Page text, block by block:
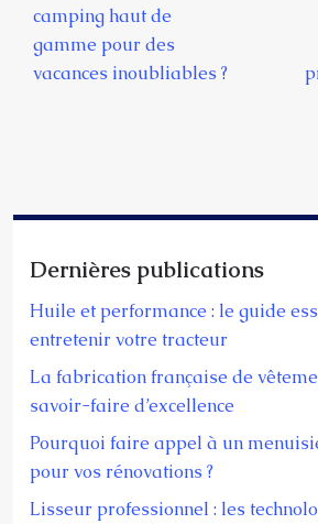
camping haut de
gamme pour des
vacances inoubliables ?
Dernières publications
Huile et performance : le guide
entretenir votre tracteur
La fabrication française de
savoir-faire d’excellence
Pourquoi faire appel à un
pour vos rénovations ?
Lisseur professionnel : les